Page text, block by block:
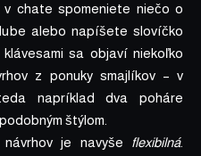
chate spomeniete niečo o
alebo napíšete slovíčko
klávesami sa objaví niekoľko
z ponuky smajlíkov – v
napríklad dva poháre
štýlom.
je navyše flexibilná.